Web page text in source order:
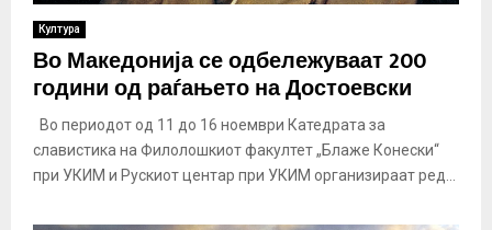
Култура
Во Македонија се одбележуваат 200
години од раѓањето на Достоевски
Во периодот од 11 до 16 ноември Катедрата за
славистика на Филолошкиот факултет „Блаже Конески“
при УКИМ и Рускиот центар при УКИМ организираат ред...